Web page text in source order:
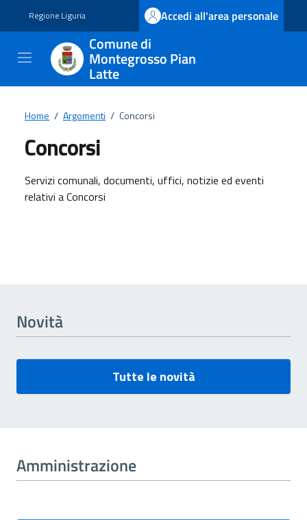
Regione Liguria Accedi all'area personale
Comune di
Montegrosso Pian
Latte
Home / Argomenti / Concorsi
Concorsi
Dettagli dell'argomento
Servizi comunali, documenti, uffici, notizie ed eventi
relativi a Concorsi
Novità
Tutte le novità
Amministrazione